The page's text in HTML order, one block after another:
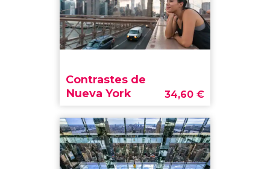
Contrastes de
Nueva York
34,60 €